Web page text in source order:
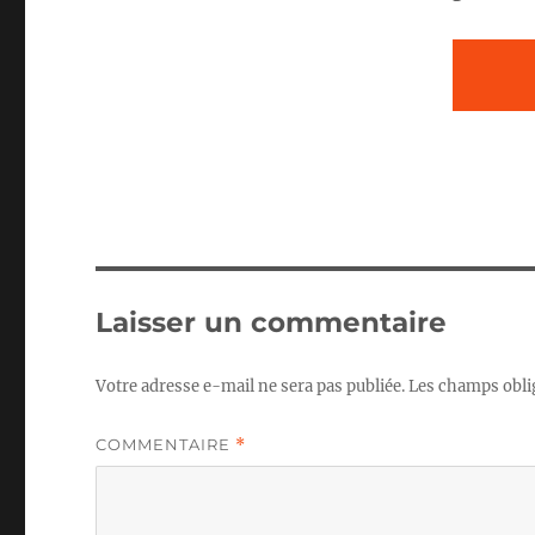
Laisser un commentaire
Votre adresse e-mail ne sera pas publiée.Les champs
COMMENTAIRE *